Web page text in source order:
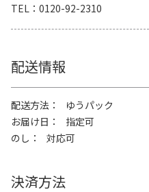
TEL
0120-92-2310
配送情報
配送方法
ゆうパック
お届け日
指定可
のし
対応可
決済方法